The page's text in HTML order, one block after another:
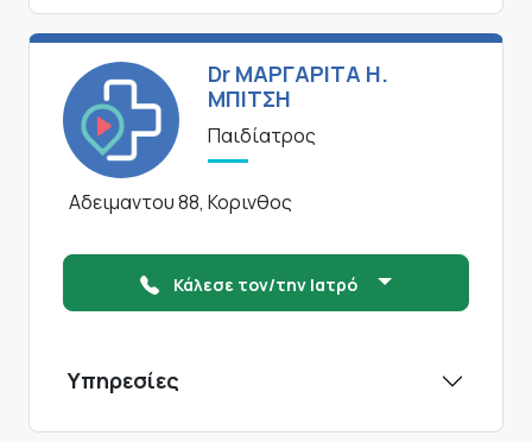
Dr ΜΑΡΓΑΡΙΤΑ Η.
ΜΠΙΤΣΗ
Παιδίατρος
Αδειμαντου 88, Κορινθος
Κάλεσε τον/την Ιατρό
Υπηρεσίες